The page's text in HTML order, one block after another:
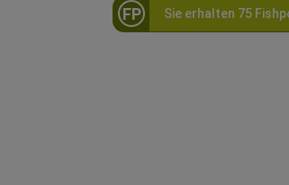
FP Sie erhalten 75